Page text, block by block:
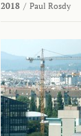
2018 / Paul Rosdy